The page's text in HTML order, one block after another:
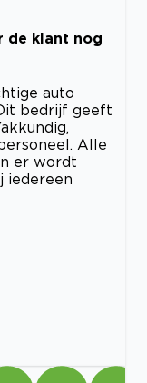
de klant nog
auto
bedrijf geeft
Alle
er wordt
iedereen